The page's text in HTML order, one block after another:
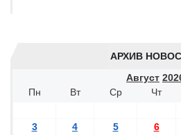
АРХИВ
Август
Пн
Вт Ср Чт
3
4 5 6